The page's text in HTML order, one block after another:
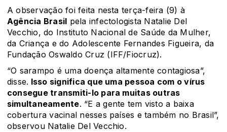
A observação foi feita nesta terça-feira (9) à
Agência Brasil pela infectologista Natalie Del
Vecchio, do Instituto Nacional de Saúde da Mulher,
da Criança e do Adolescente Fernandes Figueira, da
Fundação Oswaldo Cruz (IFF/Fiocruz).
“O sarampo é uma doença altamente contagiosa”,
disse. Isso significa que uma pessoa com o vírus
consegue transmiti-lo para muitas outras
simultaneamente. “E a gente tem visto a baixa
cobertura vacinal nesses países e também no Brasil”,
observou Natalie Del Vecchio.